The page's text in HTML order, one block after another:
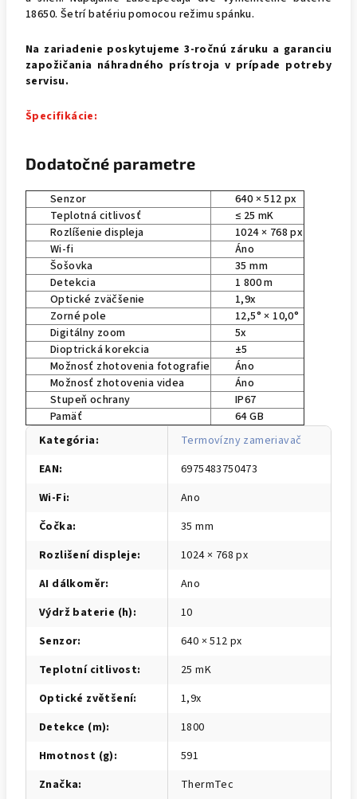
18650. Šetrí batériu pomocou režimu spánku.
Na zariadenie poskytujeme 3-ročnú záruku a garanciu
zapožičania náhradného prístroja v prípade potreby
servisu.
Špecifikácie:
Dodatočné parametre
Senzor
640 × 512 px
Teplotná citlivosť
≤ 25 mK
Rozlíšenie displeja
1024 × 768 px
Wi-fi
Áno
Šošovka
35 mm
Detekcia
1 800 m
Optické zväčšenie
1,9x
Zorné pole
12,5° × 10,0°
Digitálny zoom
5x
Dioptrická korekcia
±5
Možnosť zhotovenia fotografie
Áno
Možnosť zhotovenia videa
Áno
Stupeň ochrany
IP67
Pamäť
64 GB
Kategória:
Termovízny zameriavač
EAN:
6975483750473
Wi-Fi:
Ano
Čočka:
35 mm
Rozlišení displeje:
1024 × 768 px
AI dálkoměr:
Ano
Výdrž baterie (h):
10
Senzor:
640 × 512 px
Teplotní citlivost:
25 mK
Optické zvětšení:
1,9x
Detekce (m):
1800
Hmotnost (g):
591
Značka:
ThermTec